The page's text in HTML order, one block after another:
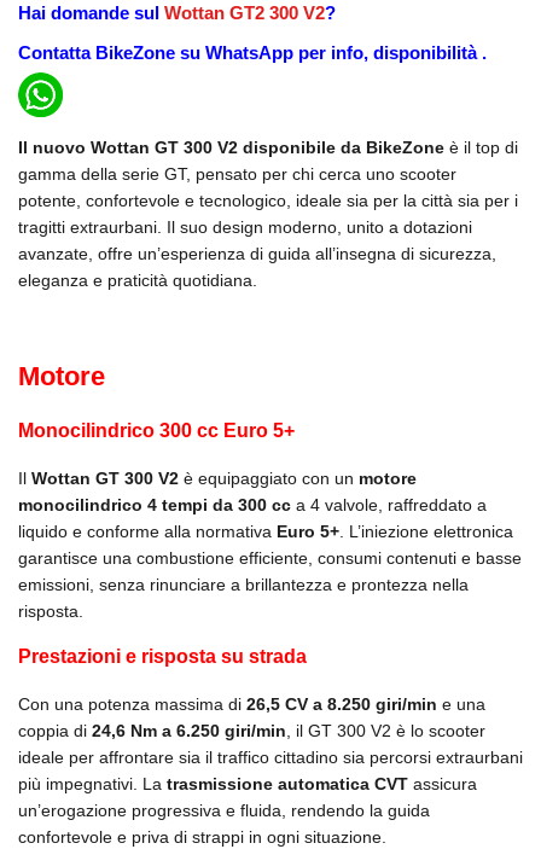
Hai domande sul Wottan GT2 300 V2?
Contatta BikeZone su WhatsApp per info, disponibilità .
Il nuovo Wottan GT 300 V2 disponibile da BikeZone è il top di
gamma della serie GT, pensato per chi cerca uno scooter
potente, confortevole e tecnologico, ideale sia per la città sia per i
tragitti extraurbani. Il suo design moderno, unito a dotazioni
avanzate, offre un’esperienza di guida all’insegna di sicurezza,
eleganza e praticità quotidiana.
Motore
Monocilindrico 300 cc Euro 5+
Il Wottan GT 300 V2 è equipaggiato con un motore
monocilindrico 4 tempi da 300 cc a 4 valvole, raffreddato a
liquido e conforme alla normativa Euro 5+. L’iniezione elettronica
garantisce una combustione efficiente, consumi contenuti e basse
emissioni, senza rinunciare a brillantezza e prontezza nella
risposta.
Prestazioni e risposta su strada
Con una potenza massima di 26,5 CV a 8.250 giri/min e una
coppia di 24,6 Nm a 6.250 giri/min, il GT 300 V2 è lo scooter
ideale per affrontare sia il traffico cittadino sia percorsi extraurbani
più impegnativi. La trasmissione automatica CVT assicura
un’erogazione progressiva e fluida, rendendo la guida
confortevole e priva di strappi in ogni situazione.